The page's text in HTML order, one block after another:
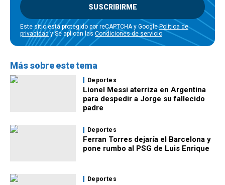
SUSCRIBIRME
Este sitio está protegido por reCAPTCHA y GooglePolítica de
privacidady Se aplican las Condiciones de servicio.
Más sobre este tema
Deportes
Lionel Messi aterriza en Argentina
para despedir a Jorge su fallecido
padre
Deportes
Ferran Torres dejaría el Barcelona y
pone rumbo al PSG de Luis Enrique
Deportes